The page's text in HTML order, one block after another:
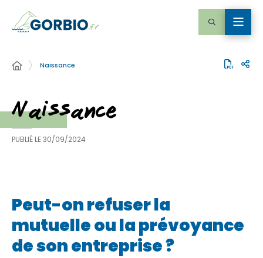
Naissance
Naissance
PUBLIÉ LE30/09/2024
Peut-on refuser la
mutuelle ou la prévoyance
de son entreprise ?